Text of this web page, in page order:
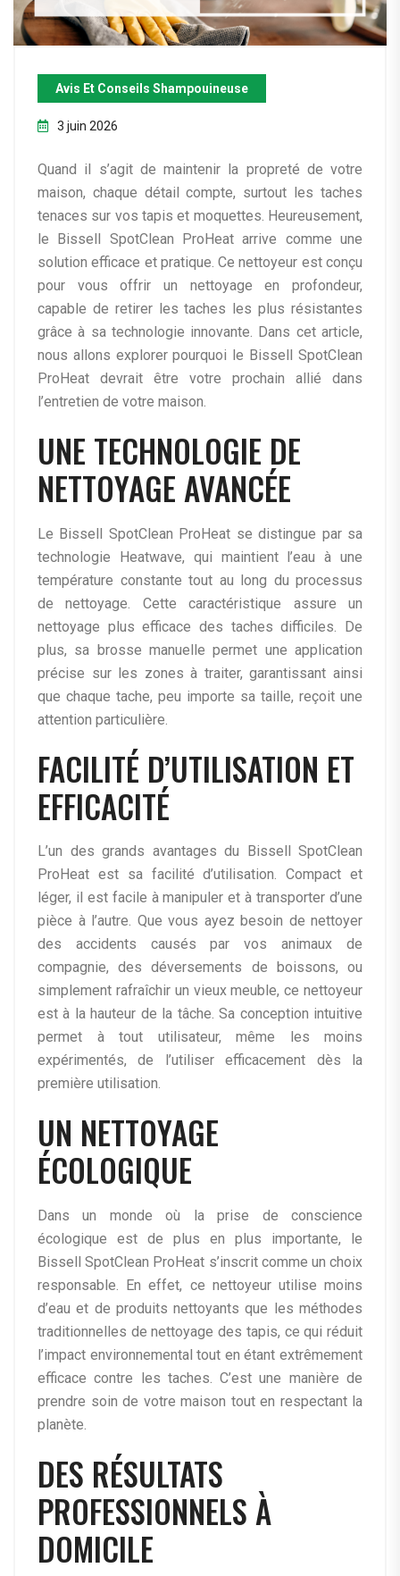
Avis Et Conseils Shampouineuse
3 juin 2026
Quand il s’agit de maintenir la propreté de votre
maison, chaque détail compte, surtout les taches
tenaces sur vos tapis et moquettes. Heureusement,
le Bissell SpotClean ProHeat arrive comme une
solution efficace et pratique. Ce nettoyeur est conçu
pour vous offrir un nettoyage en profondeur,
capable de retirer les taches les plus résistantes
grâce à sa technologie innovante. Dans cet article,
nous allons explorer pourquoi le Bissell SpotClean
ProHeat devrait être votre prochain allié dans
l’entretien de votre maison.
UNE TECHNOLOGIE DE
NETTOYAGE AVANCÉE
Le Bissell SpotClean ProHeat se distingue par sa
technologie Heatwave, qui maintient l’eau à une
température constante tout au long du processus
de nettoyage. Cette caractéristique assure un
nettoyage plus efficace des taches difficiles. De
plus, sa brosse manuelle permet une application
précise sur les zones à traiter, garantissant ainsi
que chaque tache, peu importe sa taille, reçoit une
attention particulière.
FACILITÉ D’UTILISATION ET
EFFICACITÉ
L’un des grands avantages du Bissell SpotClean
ProHeat est sa facilité d’utilisation. Compact et
léger, il est facile à manipuler et à transporter d’une
pièce à l’autre. Que vous ayez besoin de nettoyer
des accidents causés par vos animaux de
compagnie, des déversements de boissons, ou
simplement rafraîchir un vieux meuble, ce nettoyeur
est à la hauteur de la tâche. Sa conception intuitive
permet à tout utilisateur, même les moins
expérimentés, de l’utiliser efficacement dès la
première utilisation.
UN NETTOYAGE
ÉCOLOGIQUE
Dans un monde où la prise de conscience
écologique est de plus en plus importante, le
Bissell SpotClean ProHeat s’inscrit comme un choix
responsable. En effet, ce nettoyeur utilise moins
d’eau et de produits nettoyants que les méthodes
traditionnelles de nettoyage des tapis, ce qui réduit
l’impact environnemental tout en étant extrêmement
efficace contre les taches. C’est une manière de
prendre soin de votre maison tout en respectant la
planète.
DES RÉSULTATS
PROFESSIONNELS À
DOMICILE